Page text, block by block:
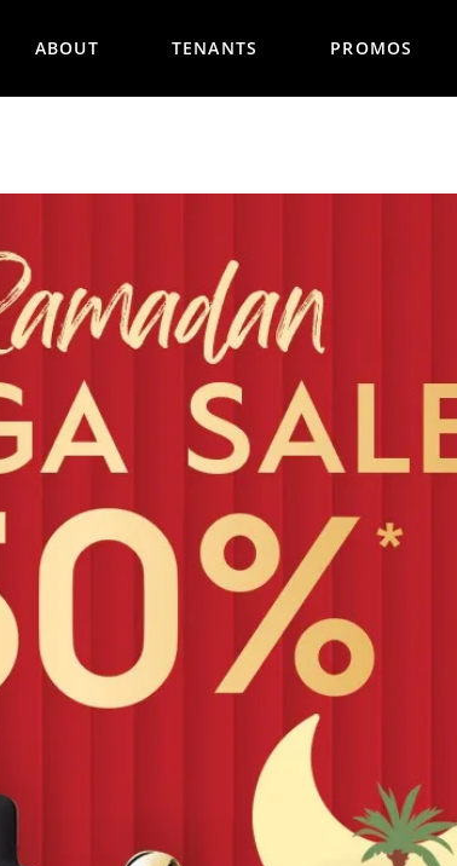
ABOUT TENANTS PROMOS